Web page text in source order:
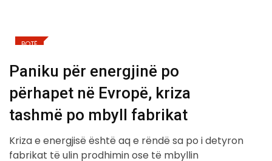
BOTË
Paniku për energjinë po
përhapet në Evropë, kriza
tashmë po mbyll fabrikat
Kriza e energjisë është aq e rëndë sa po i detyron
fabrikat të ulin prodhimin ose të mbyllin